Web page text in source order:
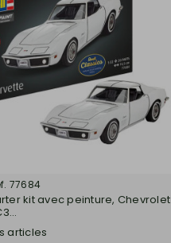
77684
kit avec peinture, Chevrolet
articles